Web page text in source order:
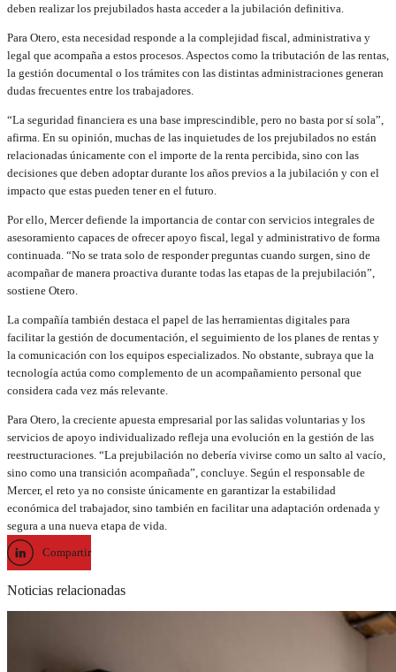
deben realizar los prejubilados hasta acceder a la jubilación definitiva.
Para Otero, esta necesidad responde a la complejidad fiscal, administrativa y
legal que acompaña a estos procesos. Aspectos como la tributación de las rentas,
la gestión documental o los trámites con las distintas administraciones generan
dudas frecuentes entre los trabajadores.
“La seguridad financiera es una base imprescindible, pero no basta por sí sola”,
afirma. En su opinión, muchas de las inquietudes de los prejubilados no están
relacionadas únicamente con el importe de la renta percibida, sino con las
decisiones que deben adoptar durante los años previos a la jubilación y con el
impacto que estas pueden tener en el futuro.
Por ello, Mercer defiende la importancia de contar con servicios integrales de
asesoramiento capaces de ofrecer apoyo fiscal, legal y administrativo de forma
continuada. “No se trata solo de responder preguntas cuando surgen, sino de
acompañar de manera proactiva durante todas las etapas de la prejubilación”,
sostiene Otero.
La compañía también destaca el papel de las herramientas digitales para
facilitar la gestión de documentación, el seguimiento de los planes de rentas y
la comunicación con los equipos especializados. No obstante, subraya que la
tecnología actúa como complemento de un acompañamiento personal que
considera cada vez más relevante.
Para Otero, la creciente apuesta empresarial por las salidas voluntarias y los
servicios de apoyo individualizado refleja una evolución en la gestión de las
reestructuraciones. “La prejubilación no debería vivirse como un salto al vacío,
sino como una transición acompañada”, concluye. Según el responsable de
Mercer, el reto ya no consiste únicamente en garantizar la estabilidad
económica del trabajador, sino también en facilitar una adaptación ordenada y
segura a una nueva etapa de vida.
Compartir
Noticias relacionadas